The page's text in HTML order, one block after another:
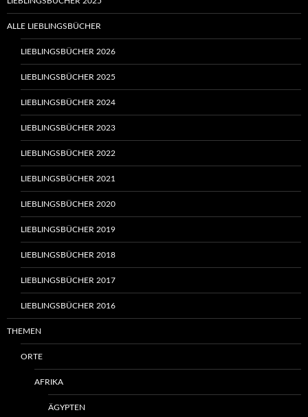
ALLE LIEBLINGSBÜCHER
LIEBLINGSBÜCHER 2026
LIEBLINGSBÜCHER 2025
LIEBLINGSBÜCHER 2024
LIEBLINGSBÜCHER 2023
LIEBLINGSBÜCHER 2022
LIEBLINGSBÜCHER 2021
LIEBLINGSBÜCHER 2020
LIEBLINGSBÜCHER 2019
LIEBLINGSBÜCHER 2018
LIEBLINGSBÜCHER 2017
LIEBLINGSBÜCHER 2016
THEMEN
ORTE
AFRIKA
ÄGYPTEN